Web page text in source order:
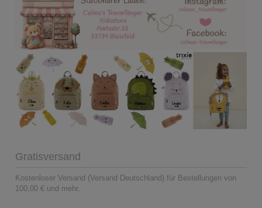
Gratisversand
Kostenloser Versand (Versand Deutschland) für Bestellungen von
100,00 € und mehr.